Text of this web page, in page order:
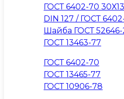
ГОСТ 6402-70 30Х13
DIN 127 / ГОСТ
Шайба ГОСТ
ГОСТ 13463-77
ГОСТ 6402-70
ГОСТ 13465-77
ГОСТ 10906-78